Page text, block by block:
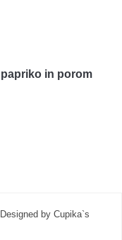
in porom
by Cupika`s